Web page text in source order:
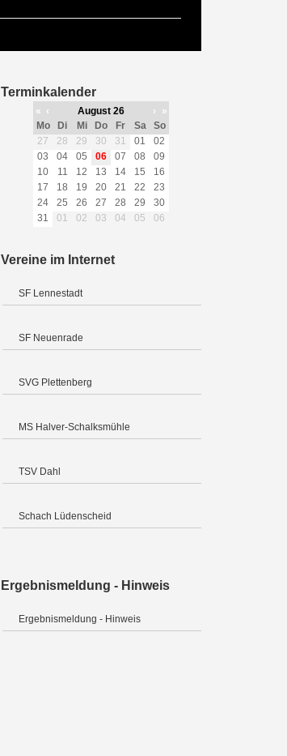
Terminkalender
« ‹ August 26 ›
»
Mo
Di Mi Do Fr Sa
So
27
28 29 30 31 01
02
03
04 05 06 07 08
09
10
11 12 13 14 15
16
17
18 19 20 21 22
23
24
25 26 27 28 29
30
31
01 02 03 04 05 06
Vereine im Internet
SF Lennestadt
SF Neuenrade
SVG Plettenberg
MS Halver-Schalksmühle
TSV Dahl
Schach Lüdenscheid
Ergebnismeldung - Hinweis
Ergebnismeldung - Hinweis